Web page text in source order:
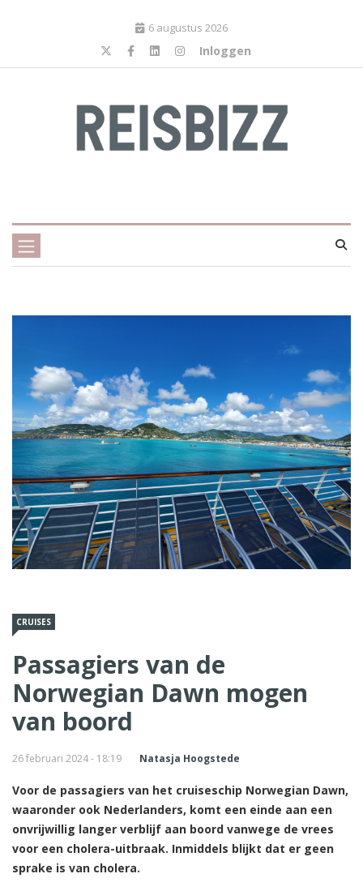
6 augustus 2026
Inloggen
CRUISES
Passagiers van de
Norwegian Dawn mogen
van boord
26 februari 2024 - 18:19 Natasja Hoogstede
Voor de passagiers van het cruiseschip Norwegian Dawn,
waaronder ook Nederlanders, komt een einde aan een
onvrijwillig langer verblijf aan boord vanwege de vrees
voor een cholera-uitbraak. Inmiddels blijkt dat er geen
sprake is van cholera.